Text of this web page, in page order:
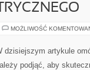
MOŻLIWOŚĆ
dzisiejszym artykule
podjąć, aby